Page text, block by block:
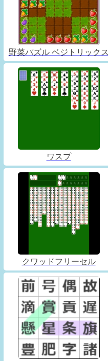
野菜パズル ベジトリックス
ワスプ
クワッドフリーセル